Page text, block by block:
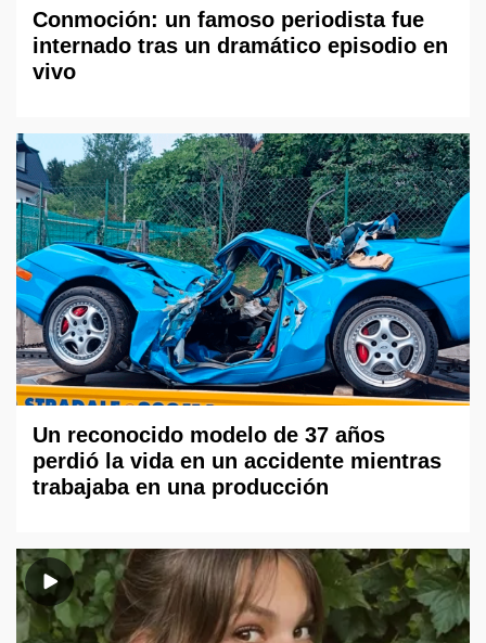
Conmoción: un famoso periodista fue
internado tras un dramático episodio en
vivo
Un reconocido modelo de 37 años
perdió la vida en un accidente mientras
trabajaba en una producción